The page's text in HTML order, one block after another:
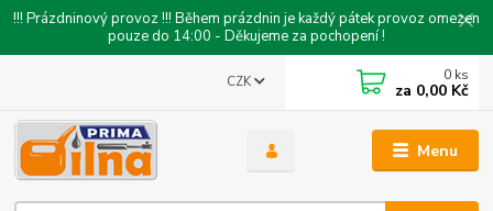
!!! Prázdninový provoz !!! Během prázdnin je každý pátek provoz omezen
pouze do 14:00 - Děkujeme za pochopení !
Menu
CZK 0 ks
za 0,00 Kč